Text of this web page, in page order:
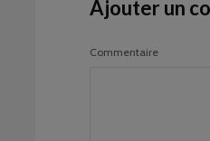
Ajouter un
Commentaire